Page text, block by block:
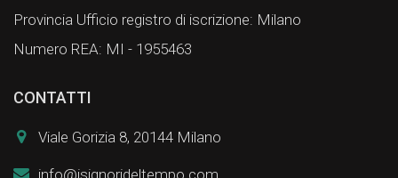
Provincia Ufficio registro di iscrizione: Milano
Numero REA: MI - 1955463
CONTATTI
Viale Gorizia 8, 20144 Milano
info@isignorideltempo.com